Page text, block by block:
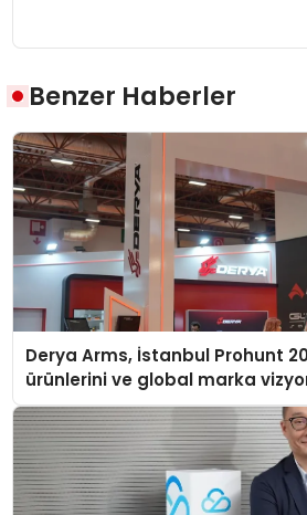
Benzer Haberler
Derya Arms, İstanbul Prohunt
ürünlerini ve global marka